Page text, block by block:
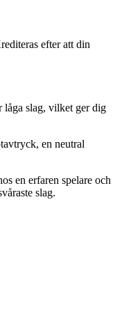
efter att din
låga slag, vilket ger dig
en neutral
en erfaren spelare och
slag.